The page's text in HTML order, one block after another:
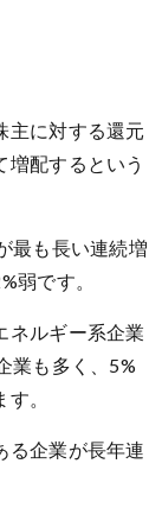
主に対する還元
配するという
最も長い連続増
弱です。
ネルギー系企業
業も多く、5%
。
る企業が長年連